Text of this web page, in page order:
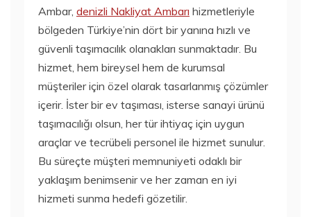
Ambar, denizli Nakliyat Ambarı hizmetleriyle
bölgeden Türkiye’nin dört bir yanına hızlı ve
güvenli taşımacılık olanakları sunmaktadır. Bu
hizmet, hem bireysel hem de kurumsal
müşteriler için özel olarak tasarlanmış çözümler
içerir. İster bir ev taşıması, isterse sanayi ürünü
taşımacılığı olsun, her tür ihtiyaç için uygun
araçlar ve tecrübeli personel ile hizmet sunulur.
Bu süreçte müşteri memnuniyeti odaklı bir
yaklaşım benimsenir ve her zaman en iyi
hizmeti sunma hedefi gözetilir.